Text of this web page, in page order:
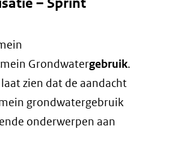
Grondwatergebruik.
zien dat de aandacht
grondwatergebruik
onderwerpen aan